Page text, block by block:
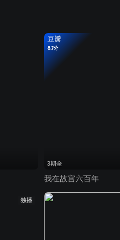
豆瓣
8.7分
3期全
我在故宫六百年
独播